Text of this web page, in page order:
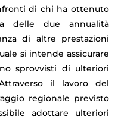
di chi ha ottenuto
delle due annualità
di altre prestazioni
si intende assicurare
sprovvisti di ulteriori
il lavoro del
regionale previsto
adottare ulteriori